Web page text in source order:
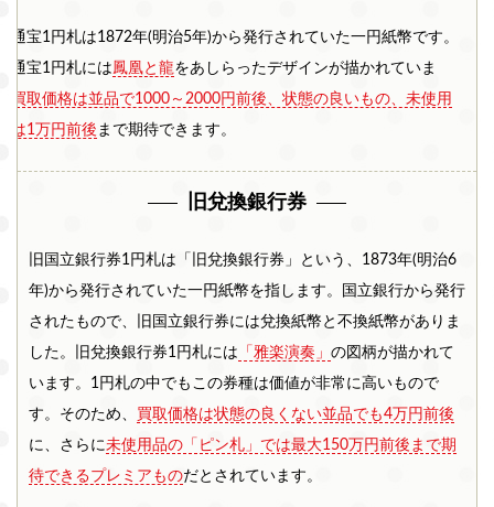
県
県
県
県
県
東海エリア
府
県
府
県
県
和歌
中国エリア
鳥取
県
島根
県
岡山
県
広島
県
山口
県
四国エリア
通宝1円札は1872年(明治5年)から発行されていた一円紙幣です。
通宝1円札には鳳凰と龍をあしらったデザインが描かれていま
買取価格は並品で1000～2000円前後、状態の良いもの、未使用
は1万円前後 まで期待できます。
旧兌換銀行券
旧国立銀行券1円札は「旧兌換銀行券」という、1873年(明治6
年)から発行されていた一円紙幣を指します。国立銀行から発行
されたもので、旧国立銀行券には兌換紙幣と不換紙幣がありま
した。旧兌換銀行券1円札には 「雅楽演奏」 の図柄が描かれて
います。1円札の中でもこの券種は価値が非常に高いもので
す。そのため、 買取価格は状態の良くない並品でも4万円前後
に、さらに未使用品の「ピン札」では最大150万円前後まで期
待できるプレミアものだとされています。